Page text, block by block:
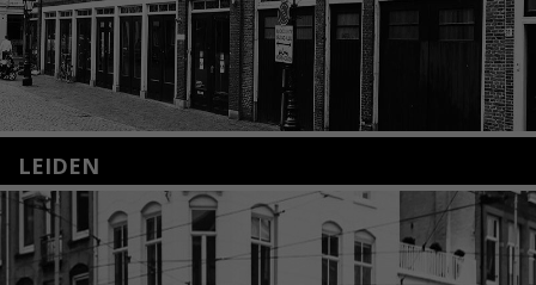
LEIDEN
Nieuwstraat 35
2312 KA Leiden
+31(0)71 – 52 84 480
info@kunsthuisleiden.nl